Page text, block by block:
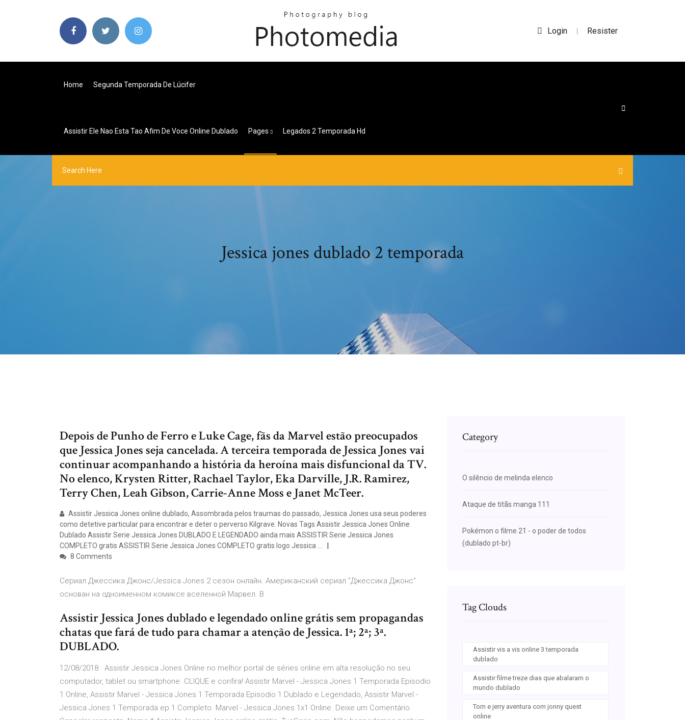
Login | Resister
Home Segunda Temporada De Lúcifer
Assistir Ele Nao Esta Tao Afim De Voce Online Dublado Pages Legados 2 Temporada Hd
Jessica jones dublado 2 temporada
Depois de Punho de Ferro e Luke Cage, fãs da Marvel estão preocupados
que Jessica Jones seja cancelada. A terceira temporada de Jessica Jones vai
continuar acompanhando a história da heroína mais disfuncional da TV.
No elenco, Krysten Ritter, Rachael Taylor, Eka Darville, J.R. Ramirez,
Terry Chen, Leah Gibson, Carrie-Anne Moss e Janet McTeer.
Assistir Jessica Jones online dublado, Assombrada pelos traumas do passado, Jessica Jones usa seus poderes
como detetive particular para encontrar e deter o perverso Kilgrave. Novas Tags Assistir Jessica Jones Online
Dublado Assistir Serie Jessica Jones DUBLADO E LEGENDADO ainda mais ASSISTIR Serie Jessica Jones
COMPLETO gratis ASSISTIR Serie Jessica Jones COMPLETO gratis logo Jessica …
8 Comments
Сериал Джессика Джонс/Jessica Jones 2 сезон онлайн. Американский сериал "Джессика Джонс"
основан на одноименном комиксе вселенной Марвел. В
Assistir Jessica Jones dublado e legendado online grátis sem propagandas
chatas que fará de tudo para chamar a atenção de Jessica. 1ª; 2ª; 3ª.
DUBLADO.
12/08/2018 · Assistir Jessica Jones Online no melhor portal de séries online em alta resolução no seu
computador, tablet ou smartphone. CLIQUE e confira! Assistir Marvel - Jessica Jones 1 Temporada Episodio
1 Online, Assistir Marvel - Jessica Jones 1 Temporada Episodio 1 Dublado e Legendado, Assistir Marvel -
Jessica Jones 1 Temporada ep 1 Completo. Marvel - Jessica Jones 1x1 Online. Deixe um Comentário
Category
O silêncio de melinda elenco
Ataque de titãs manga 111
Pokémon o filme 21 - o poder de todos
(dublado pt-br)
Tag Clouds
Assistir vis a vis online 3 temporada
dublado
Assistir filme treze dias que abalaram o
mundo dublado
Tom e jerry aventura com jonny quest
online